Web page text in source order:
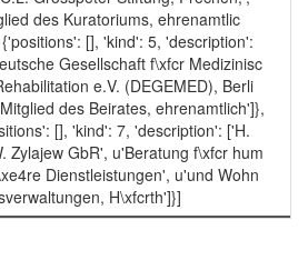
des Kuratoriums, ehrenamtlic
[], 'kind': 5, 'description':
Gesellschaft f\xfcr Medizinisc
e.V. (DEGEMED), Berli
des Beirates, ehrenamtlich']},
[], 'kind': 7, 'description': ['H.
Zylajew GbR', u'Beratung f\xfcr hum
Dienstleistungen', u'und Wohn
H\xfcrth']}]